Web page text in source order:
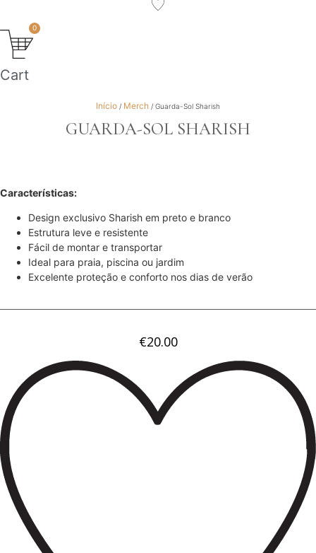
0
Cart
Início / Merch / Guarda-Sol Sharish
GUARDA-SOL SHARISH
Características:
Design exclusivo Sharish em preto e branco
Estrutura leve e resistente
Fácil de montar e transportar
Ideal para praia, piscina ou jardim
Excelente proteção e conforto nos dias de verão
€20.00